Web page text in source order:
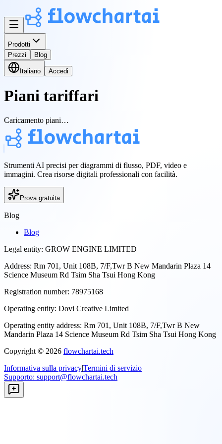
Prodotti
Prezzi
Blog
Italiano Accedi
Piani tariffari
Caricamento piani…
Strumenti AI precisi per diagrammi di flusso, PDF, video e
immagini. Crea risorse digitali professionali con facilità.
Prova gratuita
Blog
Blog
Legal entity: GROW ENGINE LIMITED
Address: Rm 701, Unit 108B, 7/F,Twr B New Mandarin Plaza 14
Science Museum Rd Tsim Sha Tsui Hong Kong
Registration number: 78975168
Operating entity: Dovi Creative Limited
Operating entity address: Rm 701, Unit 108B, 7/F,Twr B New
Mandarin Plaza 14 Science Museum Rd Tsim Sha Tsui Hong Kong
Copyright © 2026 flowchartai.tech
Informativa sulla privacy|Termini di servizio
Supporto: support@flowchartai.tech